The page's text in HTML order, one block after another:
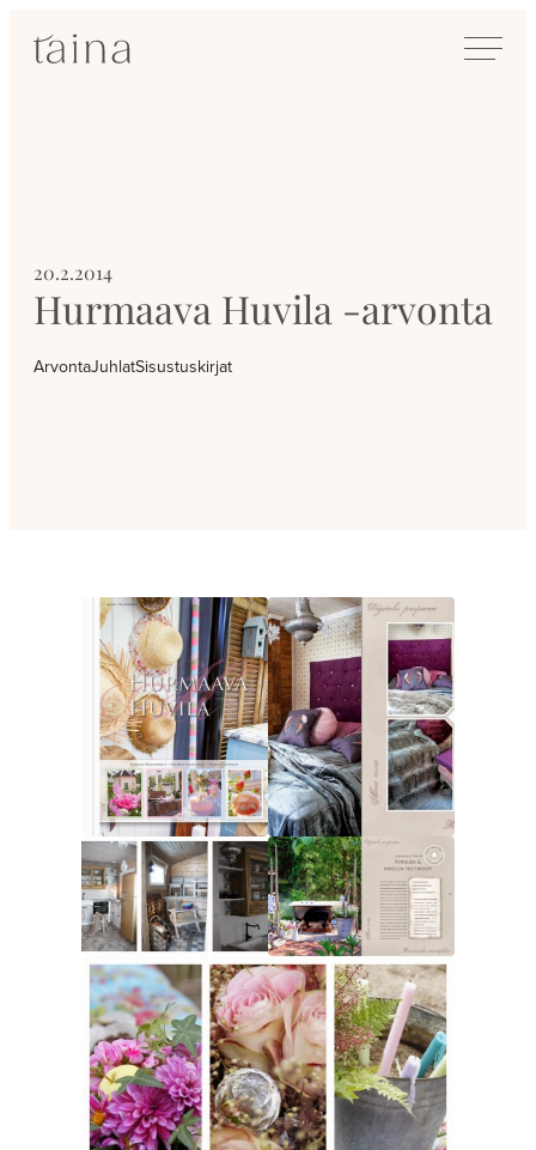
suoraan
SisustusTaina
20.2.2014
Hurmaava Huvila -arvonta
ArvontaJuhlatSisustuskirjat